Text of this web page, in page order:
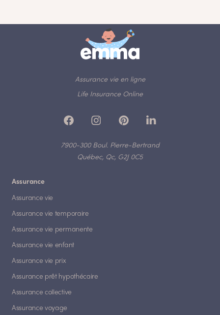
Assurance vie en ligne
Life Insurance Online
7900-300 Boul. Pierre-Bertrand
Québec, Qc, G2J 0C5
Assurance
Assurance vie
Assurance vie temporaire
Assurance vie permanente
Assurance vie enfant
Assurance vie prix
Assurance prêt hypothécaire
Assurance collective
Assurance voyage